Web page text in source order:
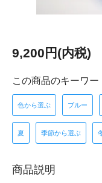
9,200円(内税)
この商品のキーワー
色から選ぶ ブルー
夏 季節から選ぶ
商品説明